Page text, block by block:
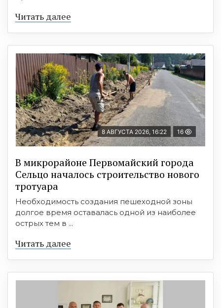
Читать далее
8 АВГУСТА 2026, 16:22 16
В микрорайоне Первомайский города
Сельцо началось строительство нового
тротуара
Необходимость создания пешеходной зоны
долгое время оставалась одной из наиболее
острых тем в ...
Читать далее